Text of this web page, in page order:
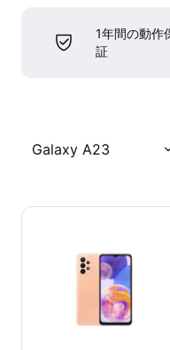
1年間の動作
証
Galaxy A23